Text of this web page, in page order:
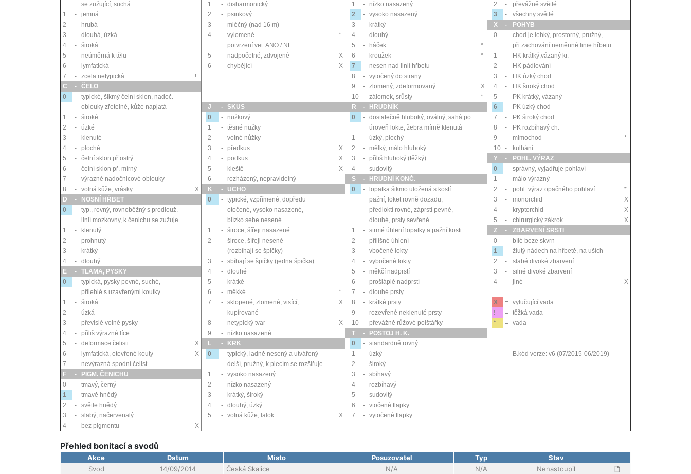
se zužující, suchá
1 - disharmonický 1 - nízko nasazený 2 -
převážně světlé
1
- jemná 2 - psinkový 2 - vysoko nasazený 3 -
všechny světlé
2
- hrubá 3 - mléčný (nad 16 m) 3 - krátký X -
POHYB
3
- dlouhá, úzká 4 - vylomené * 4 - dlouhý 0 -
chod je lehký, prostorný, pružný,
4
- široká potvrzení vet. ANO / NE 5 - háček *
při zachování neměnné linie hřbetu
5
- neúměrná k tělu 5 - nadpočetné, zdvojené X 6 - kroužek * 1 -
HK krátký,vázaný kr.
6
- lymfatická 6 - chybějící X 7 - nesen nad linií hřbetu 2 -
HK pádlování
7
- zcela netypická ! 8 - vytočený do strany 3 -
HK úzký chod
C
- ČELO 9 - zlomený, zdeformovaný X 4 -
HK široký chod
0
- typické, šikmý čelní sklon, nadoč. 10 - zálomek, srůsty * 5 -
PK krátký, vázaný
oblouky zřetelné, kůže napjatá
J - SKUS R - HRUDNÍK 6 -
PK úzký chod
1
- široké 0 - nůžkový 0 - dostatečně hluboký, oválný, sahá po 7 -
PK široký chod
2
- úzké 1 - těsné nůžky úroveň lokte, žebra mírně klenutá 8 -
PK rozbíhavý ch.
3
- klenuté 2 - volné nůžky 1 - úzký, plochý 9 - mimochod
*
4
- ploché 3 - předkus X 2 - mělký, málo hluboký 10 -
kulhání
5
- čelní sklon př.ostrý 4 - podkus X 3 - příliš hluboký (těžký) Y -
POHL. VÝRAZ
6
- čelní sklon př. mírný 5 - kleště X 4 - sudovitý 0 -
správný, vyjadřuje pohlaví
7
- výrazné nadočnicové oblouky 6 - rozházený, nepravidelný S - HRUDNÍ KONČ. 1 -
málo výrazný
8
- volná kůže, vrásky X K - UCHO 0 - lopatka šikmo uložená s kostí 2 - pohl. výraz opačného pohlaví
*
D
- NOSNÍ HŘBET 0 - typické, vzpřímené, dopředu pažní, loket rovně dozadu, 3 - monorchid
X
0
- typ., rovný, rovnoběžný s prodlouž. otočené, vysoko nasazené, předloktí rovné, záprstí pevné, 4 - kryptorchid
X
linií mozkovny, k čenichu se zužuje
blízko sebe nesené dlouhé, prsty sevřené 5 - chirurgický zákrok
X
1
- klenutý 1 - široce, šířeji nasazené 1 - strmé úhlení lopatky a pažní kosti Z -
ZBARVENÍ SRSTI
2
- prohnutý 2 - široce, šířeji nesené 2 - přílišné úhlení 0 -
bílé beze skvrn
3
- krátký (rozbíhají se špičky) 3 - vbočené lokty 1 -
žlutý nádech na hřbetě, na uších
4
- dlouhý 3 - sbíhají se špičky (jedna špička) 4 - vybočené lokty 2 -
slabé divoké zbarvení
E
- TLAMA, PYSKY 4 - dlouhé 5 - měkčí nadprstí 3 -
silné divoké zbarvení
0
- typická, pysky pevné, suché, 5 - krátké 6 - prošláplé nadprstí 4 - jiné
X
přilehlé s uzavřenými koutky
6 - měkké * 7 - dlouhé prsty
1
- široká 7 - sklopené, zlomené, visící, X 8 - krátké prsty X = vylučující vada
2
- úzká kupírované 9 - rozevřené neklenuté prsty ! = těžká vada
3
- převislé volné pysky 8 - netypický tvar X 10 převážně růžové polštářky * = vada
4
- příliš výrazné líce 9 - nízko nasazené T -
POSTOJ H. K.
5
- deformace čelisti X L - KRK 0 - standardně rovný
6
- lymfatická, otevřené kouty X 0 - typický, ladně nesený a utvářený 1 - úzký
B.kód verze: v6 (07/2015-06/2019)
7
- nevýrazná spodní čelist delší, pružný, k plecím se rozšiřuje 2 - široký
F
- PIGM. ČENICHU 1 - vysoko nasazený 3 - sbíhavý
0
- tmavý, černý 2 - nízko nasazený 4 - rozbíhavý
1
- tmavě hnědý 3 - krátký, široký 5 - sudovitý
2
- světle hnědý 4 - dlouhý, úzký 6 - vtočené tlapky
3
- slabý, načervenalý 5 - volná kůže, lalok X 7 - vytočené tlapky
4
- bez pigmentu X
Přehled bonitací a svodů
Akce Datum Místo Posuzovatel Typ
Stav
Svod
14/09/2014 Česká Skalice N/A N/A Nenastoupil